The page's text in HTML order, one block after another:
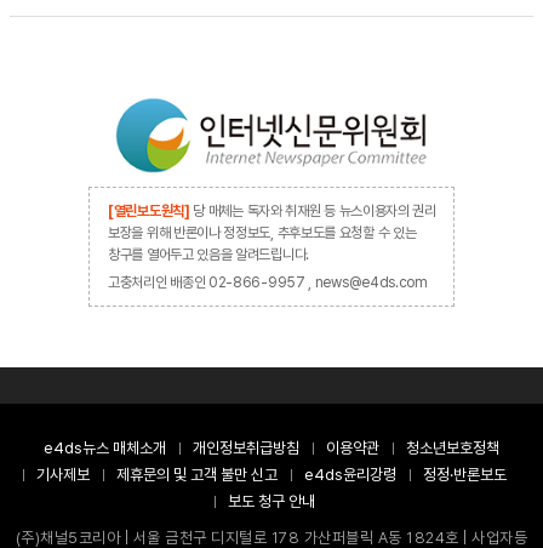
[열린보도원칙] 당 매체는 독자와 취재원 등 뉴스이용자의 권리
보장을 위해 반론이나 정정보도, 추후보도를 요청할 수 있는
창구를 열어두고 있음을 알려드립니다.
고충처리인 배종인 02-866-9957 , news@e4ds.com
e4ds뉴스 매체소개 개인정보취급방침 이용약관
청소년보호정책
기사제보
제휴문의 및 고객 불만 신고 e4ds윤리강령
정정·반론보도
보도 청구 안내
(주)채널5코리아 | 서울 금천구 디지털로 178 가산퍼블릭 A동 1824호 | 사업자등